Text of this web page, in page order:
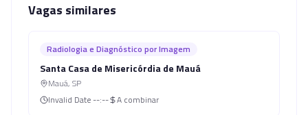
Vagas similares
Radiologia e Diagnóstico por Imagem
Santa Casa de Misericórdia de Mauá
Mauá, SP
Invalid Date --:-- A combinar